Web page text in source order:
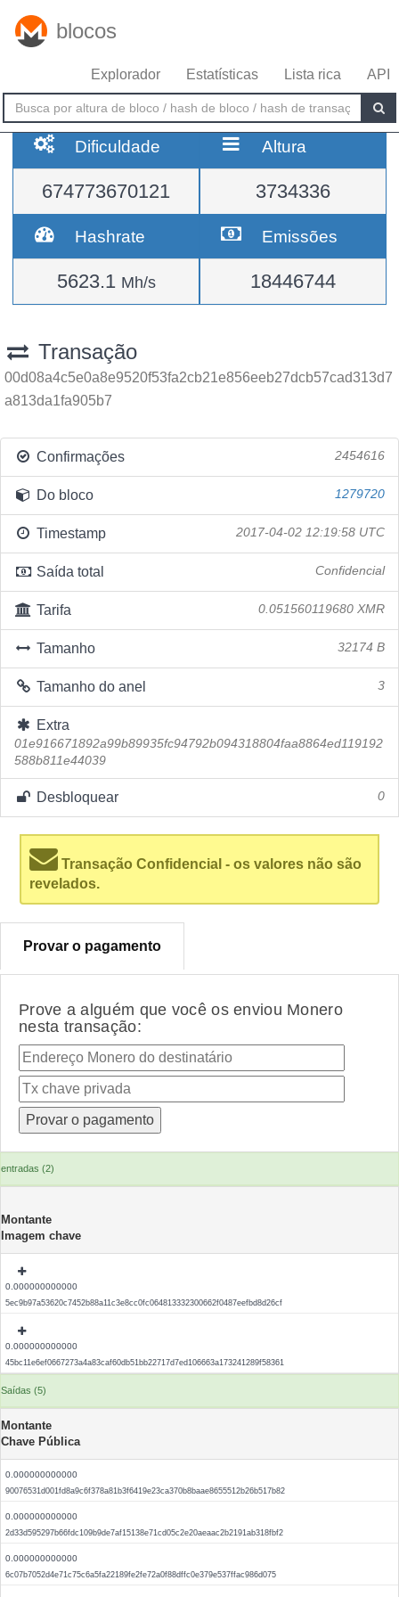
blocos
Explorador Estatísticas Lista rica API
Dificuldade
674773670121
Altura
3734336
Hashrate
5623.1 Mh/s
Emissões
18446744
Transação
00d08a4c5e0a8e9520f53fa2cb21e856eeb27dcb57cad313d7
a813da1fa905b7
Confirmações 2454616
Do bloco 1279720
Timestamp 2017-04-02 12:19:58 UTC
Saída total Confidencial
Tarifa 0.051560119680 XMR
Tamanho 32174 B
Tamanho do anel 3
Extra
01e916671892a99b89935fc94792b094318804faa8864ed119192
588b811e44039
Desbloquear 0
Transação Confidencial - os valores não são
revelados.
Provar o pagamento
Prove a alguém que você os enviou Monero
nesta transação:
entradas (2)
Montante
Imagem chave
0.000000000000
5ec9b97a53620c7452b88a11c3e8cc0fc064813332300662f0487eefbd8d26cf
0.000000000000
45bc11e6ef0667273a4a83caf60db51bb22717d7ed106663a173241289f58361
Saídas (5)
Montante
Chave Pública
0.000000000000
90076531d001fd8a9c6f378a81b3f6419e23ca370b8baae8655512b26b517b82
0.000000000000
2d33d595297b66fdc109b9de7af15138e71cd05c2e20aeaac2b2191ab318fbf2
0.000000000000
6c07b7052d4e71c75c6a5fa22189fe2fe72a0f88dffc0e379e537ffac986d075